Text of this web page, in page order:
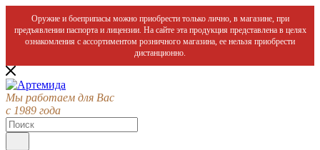
Оружие и боеприпасы можно приобрести только лично, в магазине, при
предъявлении паспорта и лицензии. На сайте эта продукция представлена в целях
ознакомления с ассортиментом розничного магазина, ее нельзя приобрести
дистанционно.
Мы работаем для Вас
с 1989 года